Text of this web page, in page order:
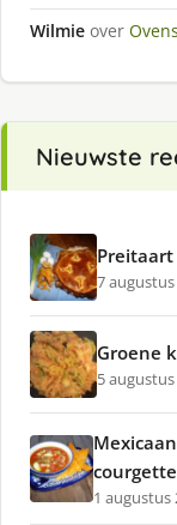
Wilmie over
Nieuwste
7 augustus
Groene
5
courgette
1 augustus